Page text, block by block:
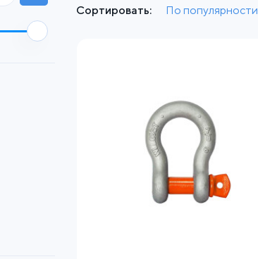
Сортировать: По популярности